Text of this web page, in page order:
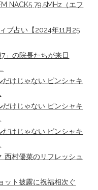
NACK5 79.5MHz（エフ
ブ占い【2024年11月25
」の院長たちが来日
だけじゃない ピンシャキ
だけじゃない ピンシャキ
だけじゃない ピンシャキ
西村優菜のリフレッシュ
ット披露に祝福相次ぐ